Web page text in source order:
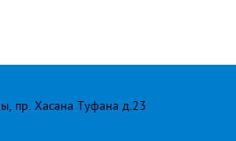
пр. Хасана Туфана д.23